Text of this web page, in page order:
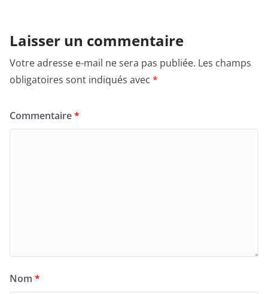
Laisser un commentaire
Votre adresse e-mail ne sera pas publiée. Les champs
obligatoires sont indiqués avec *
Commentaire*
Nom *